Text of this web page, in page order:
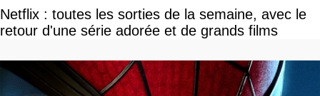
Netflix : toutes les sorties de la semaine, avec le
retour d'une série adorée et de grands films